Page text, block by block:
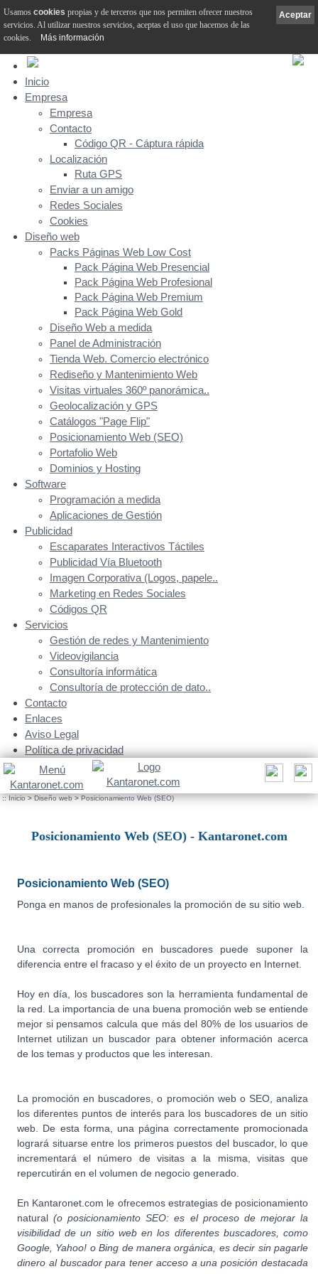
Inicio
Empresa
Empresa
Contacto
Código QR - Cáptura rápida
Localización
Ruta GPS
Enviar a un amigo
Redes Sociales
Cookies
Diseño web
Packs Páginas Web Low Cost
Pack Página Web Presencial
Pack Página Web Profesional
Pack Página Web Premium
Pack Página Web Gold
Diseño Web a medida
Panel de Administración
Tienda Web. Comercio electrónico
Rediseño y Mantenimiento Web
Visitas virtuales 360º panorámica..
Geolocalización y GPS
Catálogos "Page Flip"
Posicionamiento Web (SEO)
Portafolio Web
Dominios y Hosting
Software
Programación a medida
Aplicaciones de Gestión
Publicidad
Escaparates Interactivos Táctiles
Publicidad Vía Bluetooth
Imagen Corporativa (Logos, papele..
Marketing en Redes Sociales
Códigos QR
Servicios
Gestión de redes y Mantenimiento
Videovigilancia
Consultoría informática
Consultoría de protección de dato..
Contacto
Enlaces
Aviso Legal
Política de privacidad
:: Inicio>Diseño web>Posicionamiento Web (SEO)
Posicionamiento Web (SEO) - Kantaronet.com
Posicionamiento Web (SEO)
Ponga en manos de profesionales la promoción de su sitio web.
Una correcta promoción en buscadores puede suponer la
diferencia entre el fracaso y el éxito de un proyecto en Internet.
Hoy en día, los buscadores son la herramienta fundamental de
la red. La importancia de una buena promoción web se entiende
mejor si pensamos calcula que más del 80% de los usuarios de
Internet utilizan un buscador para obtener información acerca
de los temas y productos que les interesan.
La promoción en buscadores, o promoción web o SEO, analiza
los diferentes puntos de interés para los buscadores de un sitio
web. De esta forma, una página correctamente promocionada
logrará situarse entre los primeros puestos del buscador, lo que
incrementará el número de visitas a la misma, visitas que
repercutirán en el volumen de negocio generado.
En Kantaronet.com le ofrecemos estrategias de posicionamiento
natural(o posicionamiento SEO: es el proceso de mejorar la
visibilidad de un sitio web en los diferentes buscadores, como
Google, Yahoo! o Bing de manera orgánica, es decir sin pagarle
dinero al buscador para tener acceso a una posición destacada
Aceptar
Usamos cookies propias y de terceros que nos permiten ofrecer nuestros
servicios. Al utilizar nuestros servicios, aceptas el uso que hacemos de las
cookies.
Más información